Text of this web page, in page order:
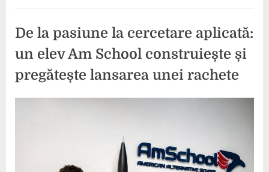
atât
în
România”
De la pasiune la cercetare aplicată:
un elev Am School construiește și
pregătește lansarea unei rachete